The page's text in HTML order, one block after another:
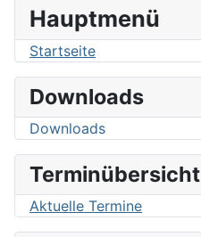
Hauptmenü
Startseite
Downloads
Downloads
Terminübersicht
Aktuelle Termine